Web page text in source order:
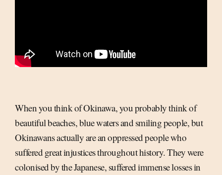
When you think of Okinawa, you probably think of
beautiful beaches, blue waters and smiling people, but
Okinawans actually are an oppressed people who
suffered great injustices throughout history. They were
colonised by the Japanese, suffered immense losses in